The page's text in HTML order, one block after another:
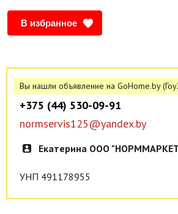
В избранное
Вы нашли объявление на GoHome.by
+375 (44) 530-09-91
normservis125@yandex.by
Екатерина ООО
УНП 491178955